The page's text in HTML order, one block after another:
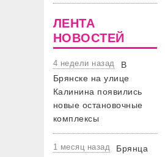
ЛЕНТА
НОВОСТЕЙ
4 недели назад
В
Брянске на улице
Калинина появились
новые остановочные
комплексы
1 месяц назад
Брянца